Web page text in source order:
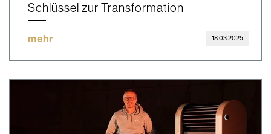
Schlüssel zur Transformation
mehr 18.03.2025